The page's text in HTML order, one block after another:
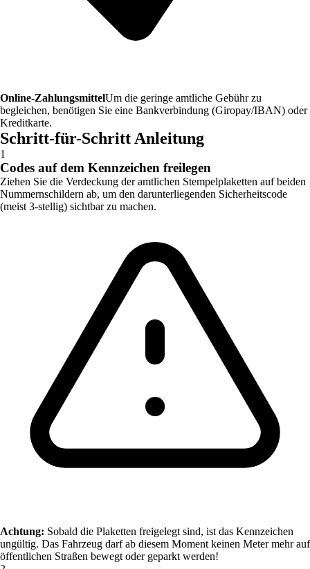
Online-ZahlungsmittelUm die geringe amtliche Gebühr zu
begleichen, benötigen Sie eine Bankverbindung (Giropay/IBAN) oder
Kreditkarte.
Schritt-für-Schritt Anleitung
1
Codes auf dem Kennzeichen freilegen
Ziehen Sie die Verdeckung der amtlichen Stempelplaketten auf beiden
Nummernschildern ab, um den darunterliegenden Sicherheitscode
(meist 3-stellig) sichtbar zu machen.
Achtung: Sobald die Plaketten freigelegt sind, ist das Kennzeichen
ungültig. Das Fahrzeug darf ab diesem Moment keinen Meter mehr auf
öffentlichen Straßen bewegt oder geparkt werden!